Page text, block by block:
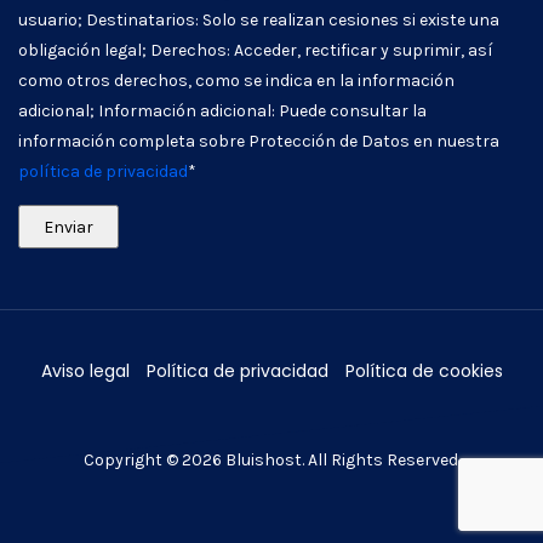
usuario; Destinatarios: Solo se realizan cesiones si existe una
obligación legal; Derechos: Acceder, rectificar y suprimir, así
como otros derechos, como se indica en la información
adicional; Información adicional: Puede consultar la
información completa sobre Protección de Datos en nuestra
política de privacidad*
Copyright © 2026 Bluishost. All Rights Reserved.
Aviso legal Política de privacidad Política de cookies